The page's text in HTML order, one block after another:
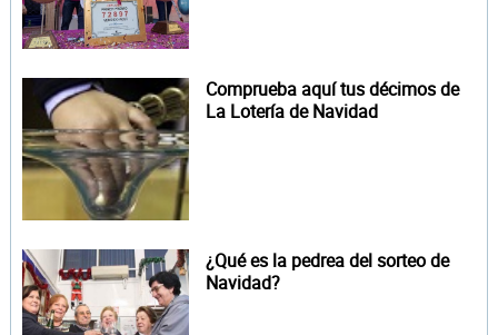
Comprueba aquí tus décimos de
La Lotería de Navidad
¿Qué es la pedrea del sorteo de
Navidad?